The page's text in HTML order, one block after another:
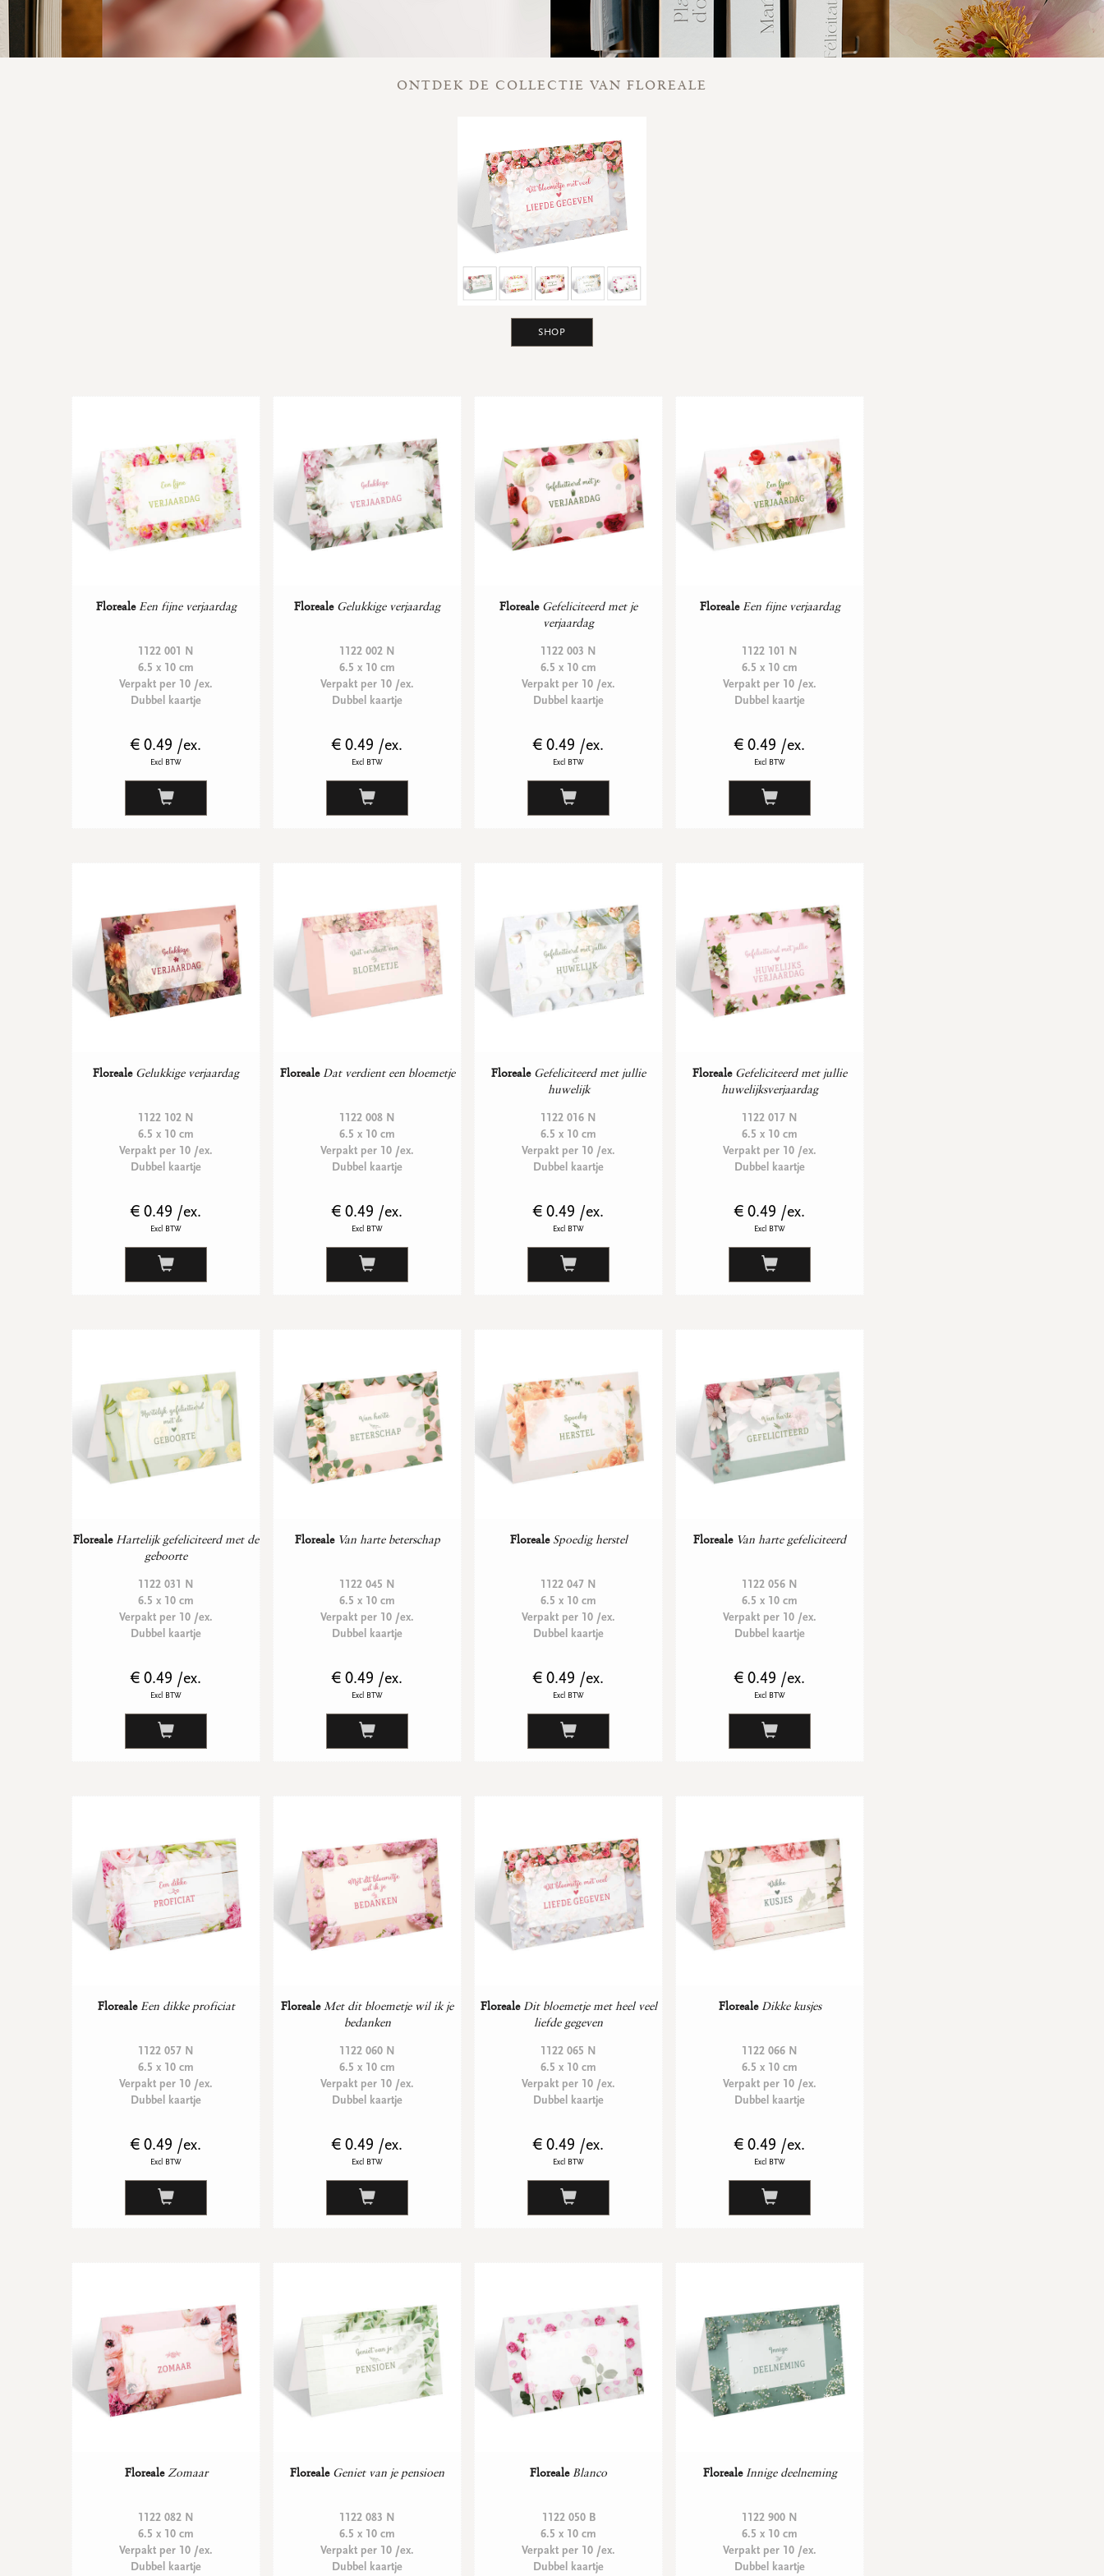
ONTDEK DE COLLECTIE VAN FLOREALE
SHOP
Floreale Een fijne verjaardag
1122 001 N
6.5 x 10 cm
Verpakt per 10 /ex.
Dubbel kaartje
€ 0.49 /ex.
Excl BTW
Floreale Gelukkige verjaardag
1122 002 N
6.5 x 10 cm
Verpakt per 10 /ex.
Dubbel kaartje
€ 0.49 /ex.
Excl BTW
Floreale Gefeliciteerd met je
verjaardag
1122 003 N
6.5 x 10 cm
Verpakt per 10 /ex.
Dubbel kaartje
€ 0.49 /ex.
Excl BTW
Floreale Een fijne verjaardag
1122 101 N
6.5 x 10 cm
Verpakt per 10 /ex.
Dubbel kaartje
€ 0.49 /ex.
Excl BTW
Floreale Gelukkige verjaardag
1122 102 N
6.5 x 10 cm
Verpakt per 10 /ex.
Dubbel kaartje
€ 0.49 /ex.
Excl BTW
Floreale Dat verdient een bloemetje
1122 008 N
6.5 x 10 cm
Verpakt per 10 /ex.
Dubbel kaartje
€ 0.49 /ex.
Excl BTW
Floreale Gefeliciteerd met jullie
huwelijk
1122 016 N
6.5 x 10 cm
Verpakt per 10 /ex.
Dubbel kaartje
€ 0.49 /ex.
Excl BTW
Floreale Gefeliciteerd met jullie
huwelijksverjaardag
1122 017 N
6.5 x 10 cm
Verpakt per 10 /ex.
Dubbel kaartje
€ 0.49 /ex.
Excl BTW
Floreale Hartelijk gefeliciteerd met de
geboorte
1122 031 N
6.5 x 10 cm
Verpakt per 10 /ex.
Dubbel kaartje
€ 0.49 /ex.
Excl BTW
Floreale Van harte beterschap
1122 045 N
6.5 x 10 cm
Verpakt per 10 /ex.
Dubbel kaartje
€ 0.49 /ex.
Excl BTW
Floreale Spoedig herstel
1122 047 N
6.5 x 10 cm
Verpakt per 10 /ex.
Dubbel kaartje
€ 0.49 /ex.
Excl BTW
Floreale Van harte gefeliciteerd
1122 056 N
6.5 x 10 cm
Verpakt per 10 /ex.
Dubbel kaartje
€ 0.49 /ex.
Excl BTW
Floreale Een dikke proficiat
1122 057 N
6.5 x 10 cm
Verpakt per 10 /ex.
Dubbel kaartje
€ 0.49 /ex.
Excl BTW
Floreale Met dit bloemetje wil ik je
bedanken
1122 060 N
6.5 x 10 cm
Verpakt per 10 /ex.
Dubbel kaartje
€ 0.49 /ex.
Excl BTW
Floreale Dit bloemetje met heel veel
liefde gegeven
1122 065 N
6.5 x 10 cm
Verpakt per 10 /ex.
Dubbel kaartje
€ 0.49 /ex.
Excl BTW
Floreale Dikke kusjes
1122 066 N
6.5 x 10 cm
Verpakt per 10 /ex.
Dubbel kaartje
€ 0.49 /ex.
Excl BTW
Floreale Zomaar
1122 082 N
6.5 x 10 cm
Verpakt per 10 /ex.
Dubbel kaartje
Floreale Geniet van je pensioen
1122 083 N
6.5 x 10 cm
Verpakt per 10 /ex.
Dubbel kaartje
Floreale Blanco
1122 050 B
6.5 x 10 cm
Verpakt per 10 /ex.
Dubbel kaartje
Floreale Innige deelneming
1122 900 N
6.5 x 10 cm
Verpakt per 10 /ex.
Dubbel kaartje